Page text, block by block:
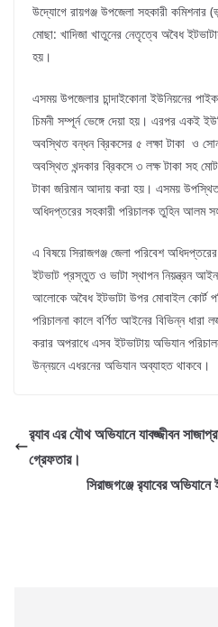
উদ্যোগে রায়গঞ্জ উপজেলা সহকারী কমিশনার
মোছা: খাদিজা খাতুনের নেতৃত্বে অবৈধ
হয়।
এসময় উপজেলার চান্দাইকোনা ইউনিয়নের
চিমনী সম্পূর্ন ভেঙ্গে দেয়া হয়। এরপর একই
অবস্থিত বন্ধন ব্রিকসের ৫ লক্ষা টাকা ও
অবস্থিত খন্দকার ব্রিকসে ৩ লক্ষ টাকা সহ
টাকা জরিমান আদায় করা হয়। এসময় উপস্থিত
অধিদপ্তরের সহকারী পরিচালক তুহিন আলম সহ
এ বিষয়ে সিরাজগঞ্জ জেলা পরিবেশ
ইটভাট প্রস্তুত ও ভাটা স্থাপন নিয়ন্ত্রন
আলোকে অবৈধ ইটভাটা উপর মোবাইল কোর্ট
পরিচালনা কালে বর্ণিত আইনের বিভিন্ন ধারা
করার অপরাধে এসব ইটভাটায় অভিযান
উন্নয়নে এধরনের অভিযান অব্যাহত থাকবে।
র‌্যাব এর যৌথ অভিযানে যাবজ্জীবন
গ্রেফতার।
সিরাজগঞ্জে র‌্যাবের